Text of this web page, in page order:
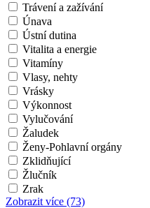
Trávení a zažívání
Únava
Ústní dutina
Vitalita a energie
Vitamíny
Vlasy, nehty
Vrásky
Výkonnost
Vylučování
Žaludek
Ženy-Pohlavní orgány
Zklidňující
Žlučník
Zrak
Zobrazit více (73)